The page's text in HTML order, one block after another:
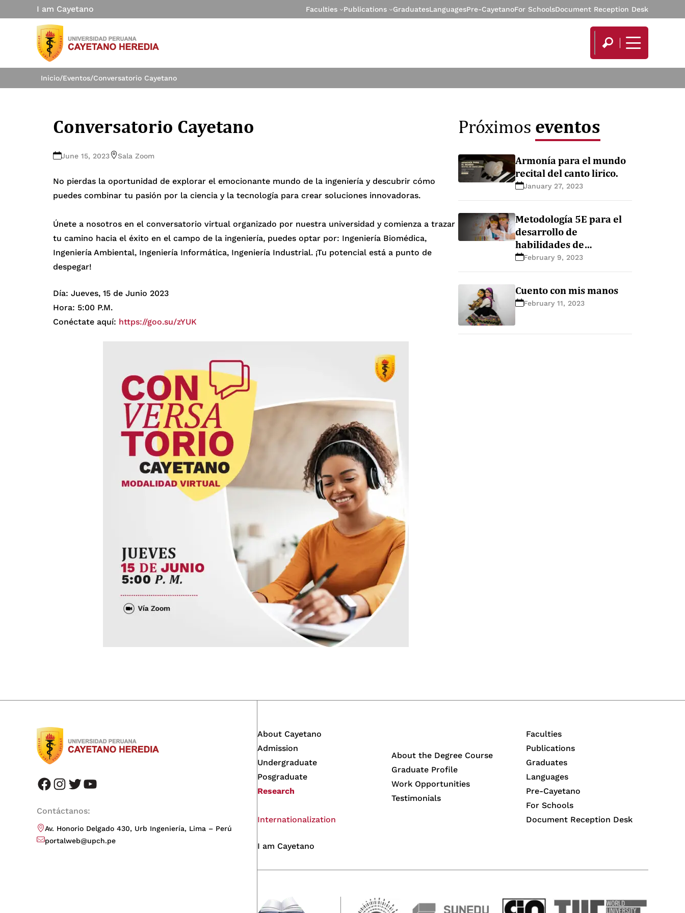
I am Cayetano Faculties Publications GraduatesLanguagesPre-CayetanoFor SchoolsDocument Reception Desk
Inicio/Eventos/Conversatorio Cayetano
Conversatorio Cayetano
June 15, 2023 Sala Zoom
No pierdas la oportunidad de explorar el emocionante mundo de la ingeniería y descubrir cómo
puedes combinar tu pasión por la ciencia y la tecnología para crear soluciones innovadoras.
Únete a nosotros en el conversatorio virtual organizado por nuestra universidad y comienza a trazar
tu camino hacia el éxito en el campo de la ingeniería, puedes optar por: Ingeniería Biomédica,
Ingeniería Ambiental, Ingeniería Informática, Ingeniería Industrial. ¡Tu potencial está a punto de
despegar!
Día: Jueves, 15 de Junio 2023
Hora: 5:00 P.M.
Conéctate aquí: https://goo.su/zYUK
Próximos eventos
Armonía para el mundo
recital del canto lirico.
January 27, 2023
Metodología 5E para el
desarrollo de
habilidades de
pensamiento científico
en la educación básica
February 9, 2023
Cuento con mis manos
February 11, 2023
facebook instagram twitter youtube
Contáctanos:
Av. Honorio Delgado 430, Urb Ingeniería, Lima – Perú
portalweb@upch.pe
About Cayetano
Admission
Undergraduate
Posgraduate
Research
Internationalization
About the Degree Course
Graduate Profile
Work Opportunities
Testimonials
Faculties
Publications
Graduates
Languages
Pre-Cayetano
For Schools
Document Reception Desk
I am Cayetano